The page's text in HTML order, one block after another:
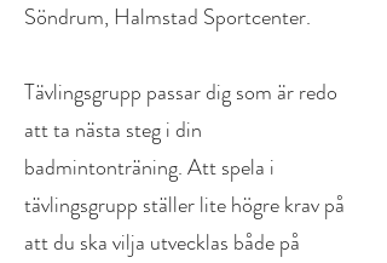
Söndrum, Halmstad Sportcenter.
Tävlingsgrupp passar dig som är redo
att ta nästa steg i din
badmintonträning. Att spela i
tävlingsgrupp ställer lite högre krav på
att du ska vilja utvecklas både på